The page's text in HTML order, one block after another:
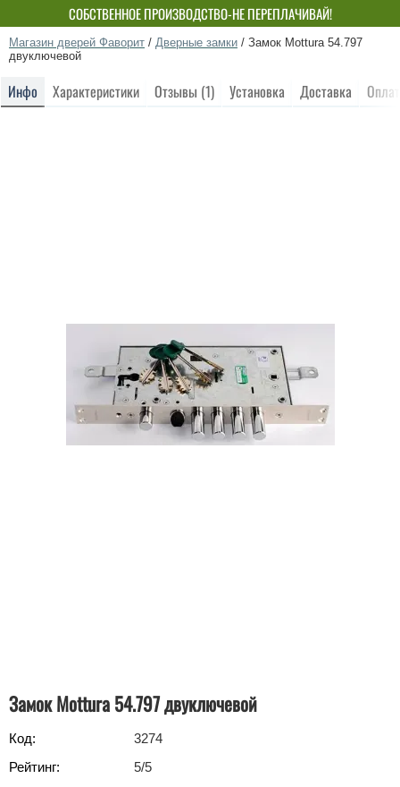
СОБСТВЕННОЕ ПРОИЗВОДСТВО-НЕ ПЕРЕПЛАЧИВАЙ!
Магазин дверей Фаворит / Дверные замки / Замок Mottura 54.797
двуключевой
Инфо Характеристики Отзывы (1) Установка Доставка
Замок Mottura 54.797 двуключевой
Код:
3274
Рейтинг:
5/5